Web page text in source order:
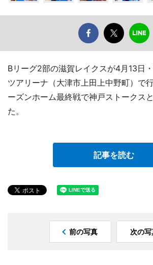
Bリーグ2部の滋賀レイクスが4月13日
ツアリーナ（大津市上田上中野町）で
ーズンホーム最終戦で神戸ストークス
た。
記事を読む
前の写真 次の写